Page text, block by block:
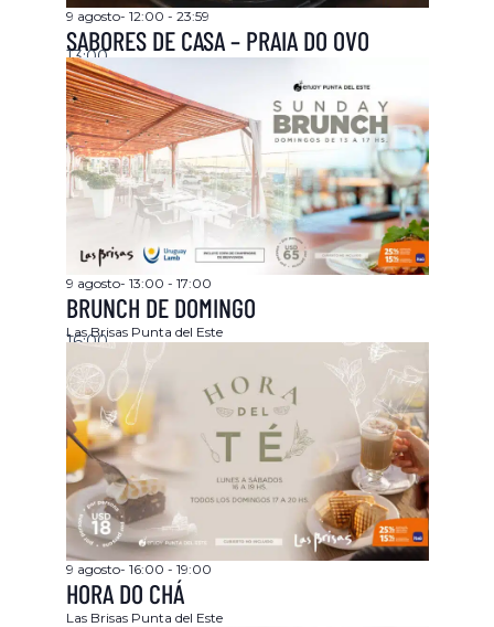
9 agosto- 12:00 - 23:59
SABORES DE CASA – PRAIA DO OVO
13:00
9 agosto- 13:00 - 17:00
BRUNCH DE DOMINGO
Las Brisas Punta del Este
16:00
9 agosto- 16:00 - 19:00
HORA DO CHÁ
Las Brisas Punta del Este